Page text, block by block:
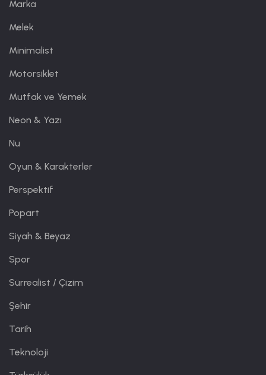
Marka
Melek
Minimalist
Motorsiklet
Mutfak ve Yemek
Neon & Yazı
Nu
Oyun & Karakterler
Perspektif
Popart
Siyah & Beyaz
Spor
Sürrealist / Çizim
Şehir
Tarih
Teknoloji